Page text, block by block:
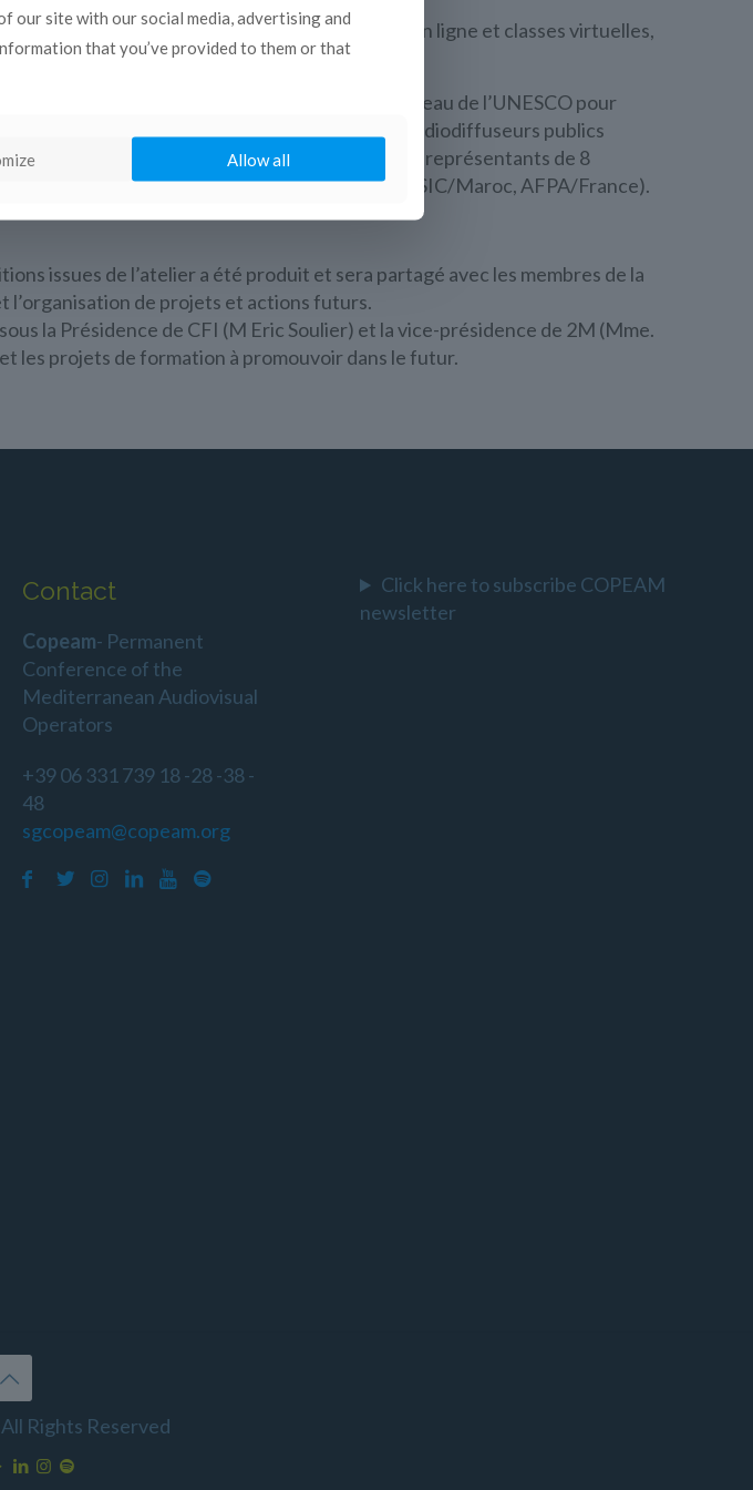
à distance par satellite et Internet, tutorage en ligne et classes virtuelles,
pour la communication et l’information. Bureau de l’UNESCO pour
de l’information et de la formation des 7 radiodiffuseurs publics
ORTAS/Syrie, Radio Tunisienne) et les représentants de 8
Italie, ESJ Montpellier/France, ESJC/Maroc, ISIC/Maroc, AFPA/France).
issues de l’atelier a été produit et sera partagé avec les membres de la
l’organisation de projets et actions futurs.
la Présidence de CFI (M Eric Soulier) et la vice-présidence de 2M (Mme.
les projets de formation à promouvoir dans le futur.
Contact
Copeam- Permanent
Conference of the
Mediterranean Audiovisual
Operators
+39 06 331 739 18 -28 -38 -
48
sgcopeam@copeam.org
Click here to subscribe COPEAM
newsletter
Rights Reserved
our site with our social media, advertising and
that you’ve provided to them or that
Allow all